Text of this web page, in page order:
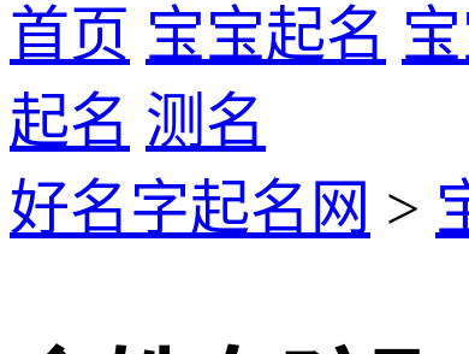
首页 宝宝起名
起名 测名
好名字起名网 >